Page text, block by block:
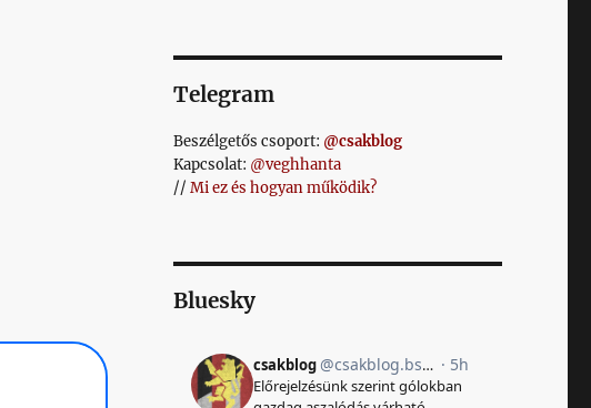
Telegram
Beszélgetős csoport: @csakblog
Kapcsolat: @veghhanta
// Mi ez és hogyan működik?
Bluesky